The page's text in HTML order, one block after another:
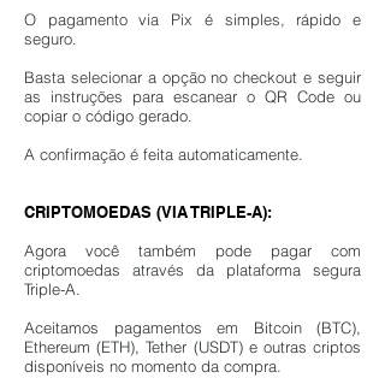
O pagamento via Pix é simples, rápido e
seguro.
Basta selecionar a opção no checkout e seguir
as instruções para escanear o QR Code ou
copiar o código gerado.
A confirmação é feita automaticamente.​
CRIPTOMOEDAS (VIA TRIPLE-A):
Agora você também pode pagar com
criptomoedas através da plataforma segura
Triple-A.
Aceitamos pagamentos em Bitcoin (BTC),
Ethereum (ETH), Tether (USDT) e outras criptos
disponíveis no momento da compra.